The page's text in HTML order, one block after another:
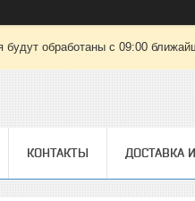
обработаны с 09:00
КОНТАКТЫ ДОСТАВКА